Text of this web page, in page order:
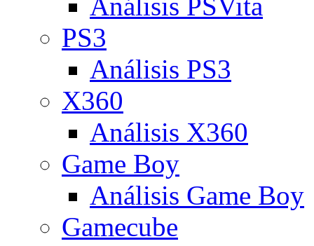
PS3
Análisis PS3
X360
Análisis X360
Game Boy
Análisis Game Boy
Gamecube